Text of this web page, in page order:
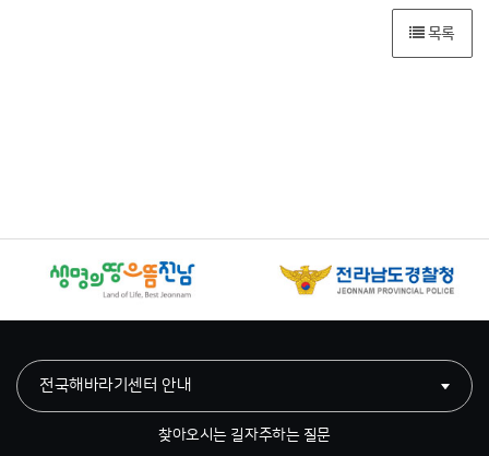
목록
찾아오시는 길자주하는 질문
전국해바라기센터 안내